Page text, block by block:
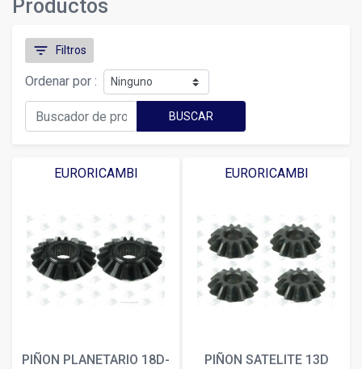
Productos
filter_list Filtros
Ordenar por :
BUSCAR
EURORICAMBI
PIÑON PLANETARIO 18D-
EURORICAMBI
PIÑON SATELITE 13D